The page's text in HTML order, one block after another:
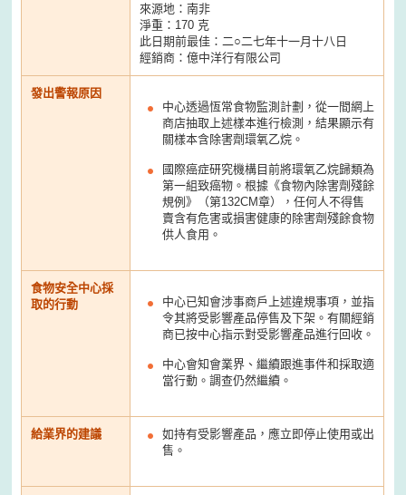
來源地：南非
淨重：170 克
此日期前最佳：二○二七年十一月十八日
經銷商：億中洋行有限公司
發出警報原因
中心透過恆常食物監測計劃，從一間網上
商店抽取上述樣本進行檢測，結果顯示有
關樣本含除害劑環氧乙烷。
國際癌症研究機構目前將環氧乙烷歸類為
第一組致癌物。根據《食物內除害劑殘餘
規例》（第132CM章），任何人不得售
賣含有危害或損害健康的除害劑殘餘食物
供人食用。
食物安全中心採
取的行動
中心已知會涉事商戶上述違規事項，並指
令其將受影響產品停售及下架。有關經銷
商已按中心指示對受影響產品進行回收。
中心會知會業界、繼續跟進事件和採取適
當行動。調查仍然繼續。
給業界的建議
如持有受影響產品，應立即停止使用或出
售。